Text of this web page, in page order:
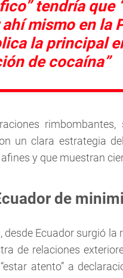
tendría que
mismo en la
la principal
de cocaína”
un clara estrategia
y que muestran
de
Ecuador surgió la
de relaciones
atento” a